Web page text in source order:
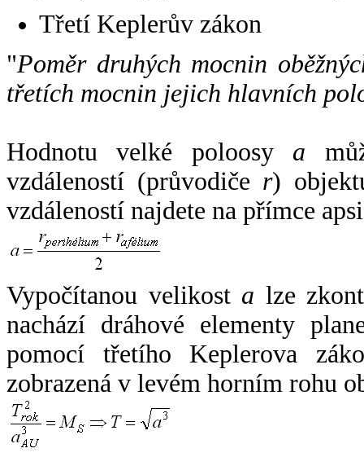
Třetí Keplerův zákon
"Poměr druhých mocnin
třetích mocnin jejich hlavních
Hodnotu velké poloosy a
vzdáleností (průvodiče r)
vzdáleností najdete na přímce
Vypočítanou velikost a lze
nachází dráhové elementy
pomocí třetího Keplerova
zobrazená v levém horním rohu